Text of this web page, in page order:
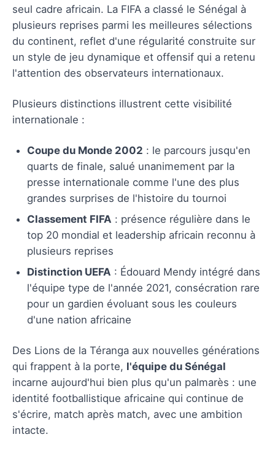
seul cadre africain. La FIFA a classé le Sénégal à
plusieurs reprises parmi les meilleures sélections
du continent, reflet d'une régularité construite sur
un style de jeu dynamique et offensif qui a retenu
l'attention des observateurs internationaux.
Plusieurs distinctions illustrent cette visibilité
internationale :
Coupe du Monde 2002 : le parcours jusqu'en
quarts de finale, salué unanimement par la
presse internationale comme l'une des plus
grandes surprises de l'histoire du tournoi
Classement FIFA : présence régulière dans le
top 20 mondial et leadership africain reconnu à
plusieurs reprises
Distinction UEFA : Édouard Mendy intégré dans
l'équipe type de l'année 2021, consécration rare
pour un gardien évoluant sous les couleurs
d'une nation africaine
Des Lions de la Téranga aux nouvelles générations
qui frappent à la porte, l'équipe du Sénégal
incarne aujourd'hui bien plus qu'un palmarès : une
identité footballistique africaine qui continue de
s'écrire, match après match, avec une ambition
intacte.